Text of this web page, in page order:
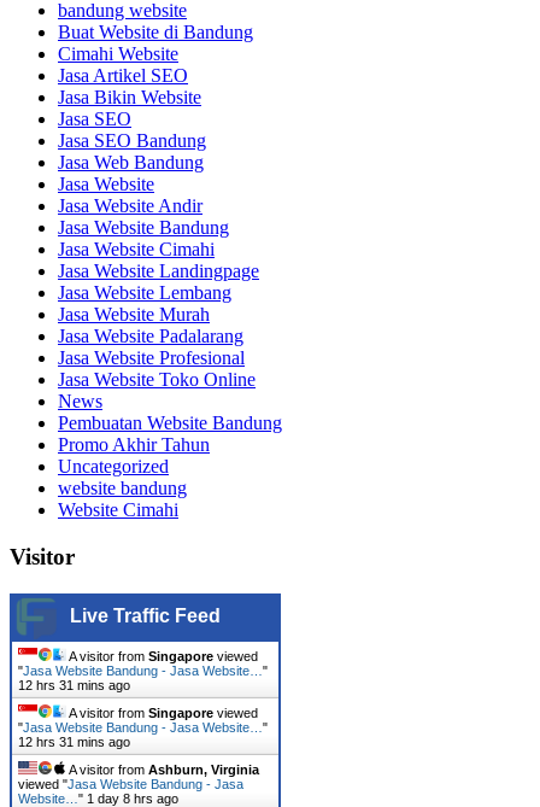
bandung website
Buat Website di Bandung
Cimahi Website
Jasa Artikel SEO
Jasa Bikin Website
Jasa SEO
Jasa SEO Bandung
Jasa Web Bandung
Jasa Website
Jasa Website Andir
Jasa Website Bandung
Jasa Website Cimahi
Jasa Website Landingpage
Jasa Website Lembang
Jasa Website Murah
Jasa Website Padalarang
Jasa Website Profesional
Jasa Website Toko Online
News
Pembuatan Website Bandung
Promo Akhir Tahun
Uncategorized
website bandung
Website Cimahi
Visitor
Live Traffic Feed
A visitor from Singapore viewed
"Jasa Website Bandung - Jasa Website… "
12 hrs 31 mins ago
A visitor from Singapore viewed
"Jasa Website Bandung - Jasa Website… "
12 hrs 31 mins ago
A visitor from Ashburn, Virginia
viewed "Jasa Website Bandung - Jasa
Website… " 1 day 8 hrs ago